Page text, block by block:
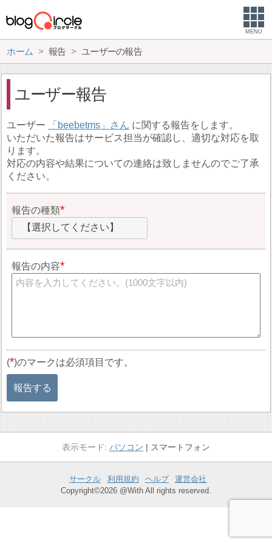
MENU
ホーム 報告 ユーザーの報告
ユーザー報告
ユーザー beebetms
に関する報告をします。
いただいた報告はサービス担当が確認し、適切な対応を取
ります。
対応の内容や結果についての連絡は致しませんのでご了承
ください。
報告の種類
【選択してください】
報告の内容
(*)のマークは必須項目です。
報告する
パソコン スマートフォン
サークル 利用規約 ヘルプ
運営会社
Copyright©2026 @With All rights reserved.